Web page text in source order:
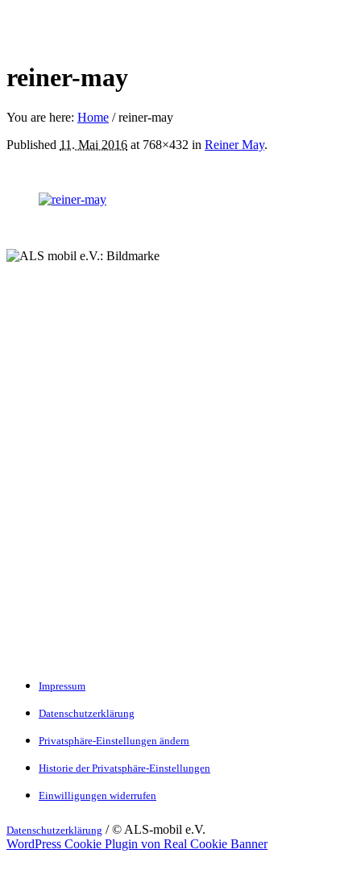
reiner-may
You are here: Home /reiner-may
Published 11. Mai 2016 at 768×432 in Reiner May.
Impressum
Datenschutzerklärung
Privatsphäre-Einstellungen ändern
Historie der Privatsphäre-Einstellungen
Einwilligungen widerrufen
Datenschutzerklärung / © ALS-mobil e.V.
WordPress Cookie Plugin von Real Cookie Banner